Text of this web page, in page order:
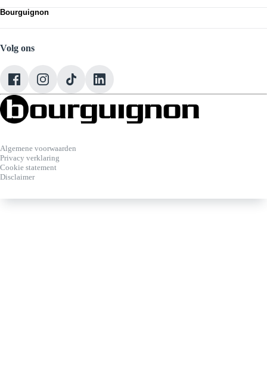
Alle voorraad
Škoda
Airco
Bourguignon
Werken bij Bourguignon
Volg ons
Algemene voorwaarden
Privacy verklaring
Cookie statement
Disclaimer